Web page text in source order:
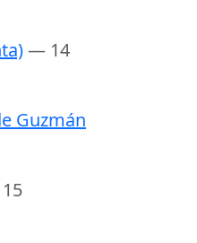
— 14
Guzmán